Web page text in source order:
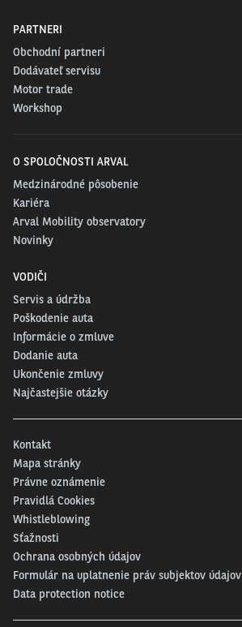
PARTNERI
Obchodní partneri
Dodávateľ servisu
Motor trade
Workshop
O SPOLOČNOSTI ARVAL
Medzinárodné pôsobenie
Kariéra
Arval Mobility observatory
Novinky
VODIČI
Servis a údržba
Poškodenie auta
Informácie o zmluve
Dodanie auta
Ukončenie zmluvy
Najčastejšie otázky
Kontakt
Mapa stránky
Právne oznámenie
Pravidlá Cookies
Whistleblowing
Sťažnosti
Ochrana osobných údajov
Formulár na uplatnenie práv subjektov údajov
Data protection notice